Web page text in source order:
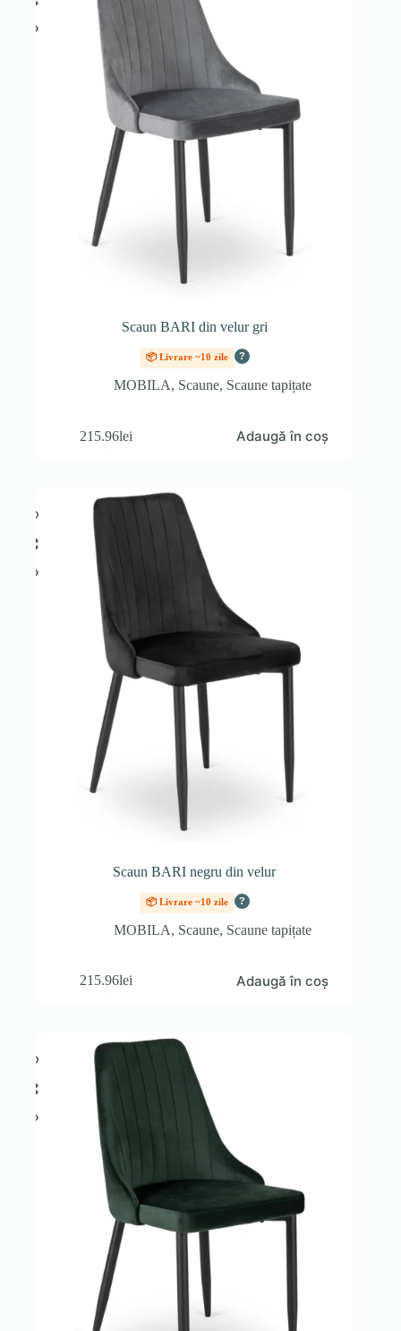
Scaun BARI din velur gri
📦 Livrare ~10 zile ?
MOBILA, Scaune, Scaune tapițate
215.96lei Adaugă în coș
Scaun BARI negru din velur
📦 Livrare ~10 zile ?
MOBILA, Scaune, Scaune tapițate
215.96lei Adaugă în coș